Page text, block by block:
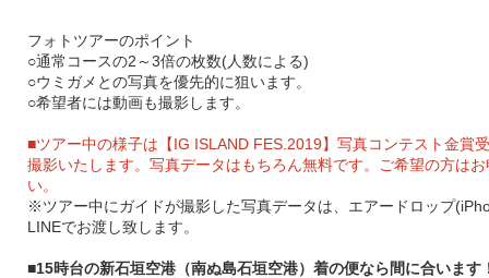
フォトツアーのポイント
○通常コースの2～3倍の枚数(人数による)
○ウミガメとの写真を優先的に狙います。
○希望者には動画も撮影します。
■ツアー中の様子は【IG ISLAND FES.2019】写真コンテスト金賞
撮影いたします。写真データはもちろん無料です。ご希望の方は
い。
※ツアー中にガイドが撮影した写真データは、エアードロップ
LINEでお渡し致します。
■15時台の新石垣空港（南ぬ島石垣空港）着の便なら間に合います